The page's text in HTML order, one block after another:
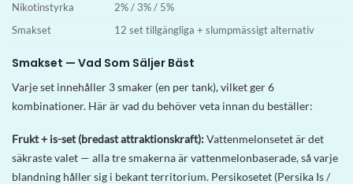
Nikotinstyrka
2% / 3% / 5%
Smakset
12 set tillgängliga + slumpmässigt alternativ
Smakset — Vad Som Säljer Bäst
Varje set innehåller 3 smaker (en per tank), vilket ger 6
kombinationer. Här är vad du behöver veta innan du beställer:
Frukt + is-set (bredast attraktionskraft):Vattenmelonsetet är det
säkraste valet — alla tre smakerna är vattenmelonbaserade, så varje
blandning håller sig i bekant territorium. Persikosetet (Persika Is /